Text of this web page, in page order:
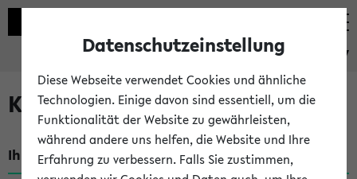
eKVV
Kombisuche im eKVV
Ihre Suchkriterien:
Datenschutzeinstellung
Diese Webseite verwendet Cookies und ähnliche
Technologien. Einige davon sind essentiell, um die
Funktionalität der Website zu gewährleisten,
während andere uns helfen, die Website und Ihre
Erfahrung zu verbessern. Falls Sie zustimmen,